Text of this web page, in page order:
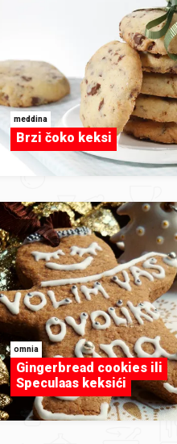
meddina
Brzi čoko keksi
omnia
Gingerbread cookies ili
Speculaas keksići